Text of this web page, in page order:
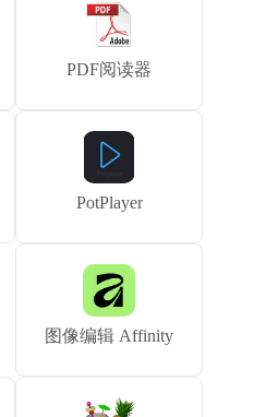
PDF阅读器
PotPlayer
图像编辑 Affinity